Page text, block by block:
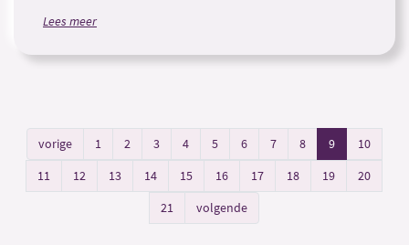
Lees meer
vorige 1 2 3 4 5 6 7 8 9
10
11
12 13 14 15 16 17 18 19
20
21
volgende